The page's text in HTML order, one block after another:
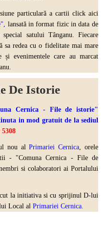
particulară a cartii click aici
lansată in format fizic in data de
satului Tânganu. Fiecare
sa redea cu o fidelitate mai mare
și evenimentele care au marcat
De Istorie
Cernica - File de istorie"
in mod gratuit de la sediul
nou alPrimariei Cernica, orele
- "Comuna Cernica - File de
si colaboratori ai Portalului
la initiativa si cu sprijinul D-lui
Local al Primariei Cernica.